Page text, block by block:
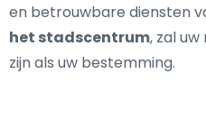
en betrouwbare diensten
het stadscentrum, zal
zijn als uw bestemming.